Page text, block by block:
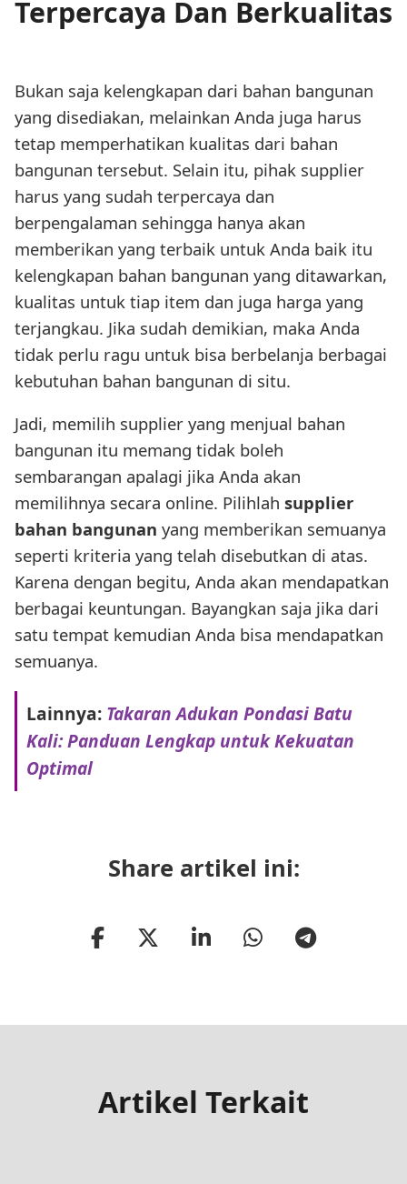
Terpercaya Dan Berkualitas
Bukan saja kelengkapan dari bahan bangunan
yang disediakan, melainkan Anda juga harus
tetap memperhatikan kualitas dari bahan
bangunan tersebut. Selain itu, pihak supplier
harus yang sudah terpercaya dan
berpengalaman sehingga hanya akan
memberikan yang terbaik untuk Anda baik itu
kelengkapan bahan bangunan yang ditawarkan,
kualitas untuk tiap item dan juga harga yang
terjangkau. Jika sudah demikian, maka Anda
tidak perlu ragu untuk bisa berbelanja berbagai
kebutuhan bahan bangunan di situ.
Jadi, memilih supplier yang menjual bahan
bangunan itu memang tidak boleh
sembarangan apalagi jika Anda akan
memilihnya secara online. Pilihlah supplier
bahan bangunan yang memberikan semuanya
seperti kriteria yang telah disebutkan di atas.
Karena dengan begitu, Anda akan mendapatkan
berbagai keuntungan. Bayangkan saja jika dari
satu tempat kemudian Anda bisa mendapatkan
semuanya.
Lainnya: Takaran Adukan Pondasi Batu
Kali: Panduan Lengkap untuk Kekuatan
Optimal
Share artikel ini:
Artikel Terkait